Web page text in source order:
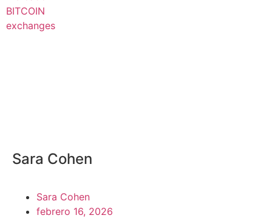
BITCOIN
exchanges
Sara Cohen
Sara Cohen
febrero 16, 2026